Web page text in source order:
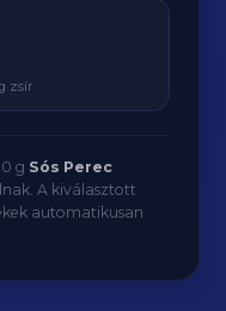
zsír
g Sós Perec
A kiválasztott
automatikusan